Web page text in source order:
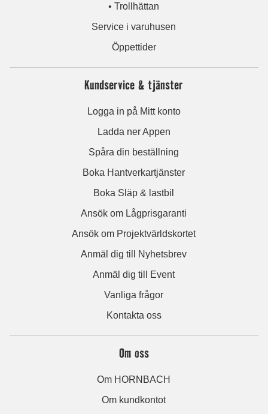
• Trollhättan
Service i varuhusen
Öppettider
Kundservice & tjänster
Logga in på Mitt konto
Ladda ner Appen
Spåra din beställning
Boka Hantverkartjänster
Boka Släp & lastbil
Ansök om Lågprisgaranti
Ansök om Projektvärldskortet
Anmäl dig till Nyhetsbrev
Anmäl dig till Event
Vanliga frågor
Kontakta oss
Om oss
Om HORNBACH
Om kundkontot